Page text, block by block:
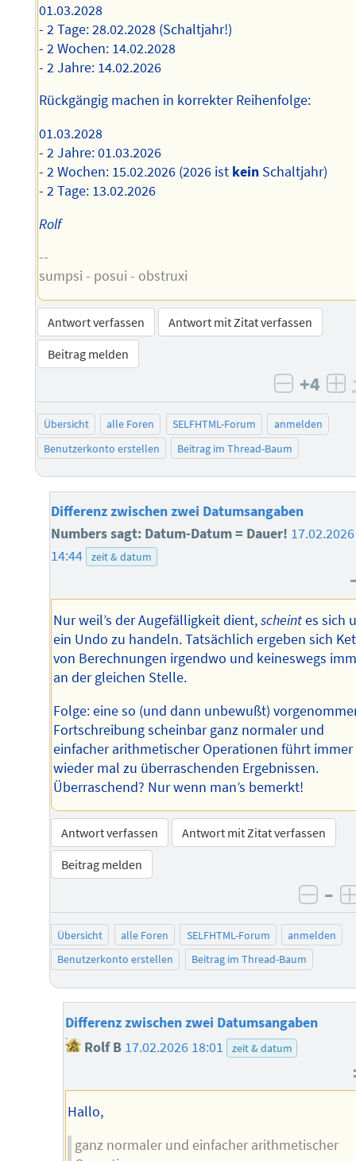
01.03.2028
- 2 Tage: 28.02.2028 (Schaltjahr!)
- 2 Wochen: 14.02.2028
- 2 Jahre: 14.02.2026
Rückgängig machen in korrekter Reihenfolge:
01.03.2028
- 2 Jahre: 01.03.2026
- 2 Wochen: 15.02.2026 (2026 ist kein Schaltjahr)
- 2 Tage: 13.02.2026
Rolf
--
sumpsi - posui - obstruxi
Antwort verfassen
Antwort mit Zitat verfassen
Beitrag melden
negativ
+4
Übersicht alle Foren SELFHTML-Forum
anmelden
Benutzerkonto erstellen
Beitrag im Thread-Baum
Differenz zwischen zwei Datumsangaben
Numbers sagt: Datum-Datum = Dauer! 17.02.2026
14:44
zeit & datum
Nur weil’s der Augefälligkeit dient,scheintes sich
ein Undo zu handeln. Tatsächlich ergeben sich
von Berechnungen irgendwo und keineswegs
an der gleichen Stelle.
Folge: eine so (und dann unbewußt)
Fortschreibung scheinbar ganz normaler und
einfacher arithmetischer Operationen führt immer
wieder mal zu überraschenden Ergebnissen.
Überraschend? Nur wenn man’s bemerkt!
Antwort verfassen
Antwort mit Zitat verfassen
Beitrag melden
–
Übersicht alle Foren SELFHTML-Forum
anmelden
Benutzerkonto erstellen
Beitrag im Thread-Baum
Differenz zwischen zwei Datumsangaben
Rolf B 17.02.2026 18:01 zeit & datum
Hallo,
ganz normaler und einfacher arithmetischer